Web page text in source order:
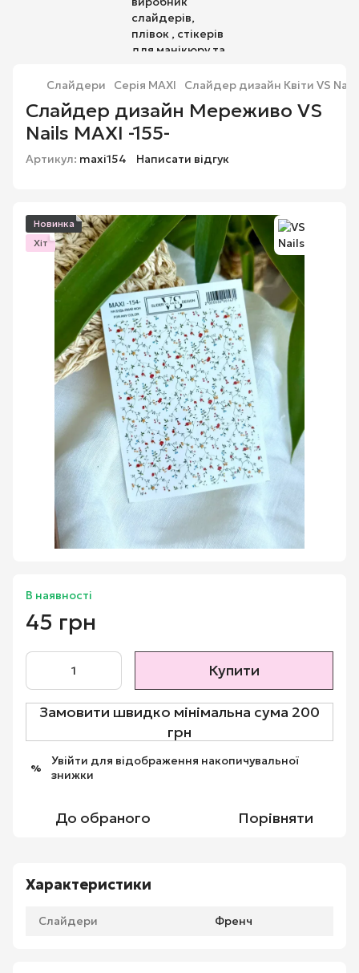
Слайдери Серія MAXI Слайдер дизайн Квіти VS
Слайдер дизайн Мереживо VS
Nails MAXI -155-
Артикул: maxi154 Написати відгук
Новинка
Хіт
В наявності
45 грн
Купити
Замовити швидко мінімальна сума 200
грн
% Увійти для відображення накопичувальної
знижки
До обраного Порівняти
Характеристики
Слайдери Френч